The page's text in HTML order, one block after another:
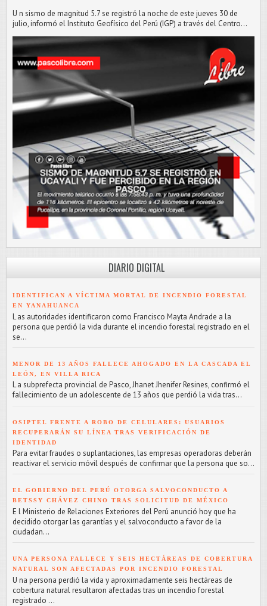
U n sismo de magnitud 5.7 se registró la noche de este jueves 30 de
julio, informó el Instituto Geofísico del Perú (IGP) a través del Centro...
DIARIO DIGITAL
IDENTIFICAN A VÍCTIMA MORTAL DE INCENDIO FORESTAL
EN YANAHUANCA
L as autoridades identificaron como Francisco Mayta Andrade a la
persona que perdió la vida durante el incendio forestal registrado en el
se...
MENOR DE 13 AÑOS FALLECE AHOGADO EN LA CASCADA EL
LEÓN, EN VILLA RICA
L a subprefecta provincial de Pasco, Jhanet Jhenifer Resines, confirmó el
fallecimiento de un adolescente de 13 años que perdió la vida tras...
OSIPTEL FRENTE A ROBO DE CELULARES: USUARIOS
RECUPERARÁN SU LÍNEA TRAS VERIFICACIÓN DE
IDENTIDAD
Para evitar fraudes o suplantaciones, las empresas operadoras deberán
reactivar el servicio móvil después de confirmar que la persona que so...
EL GOBIERNO DEL PERÚ OTORGA SALVOCONDUCTO A
BETSSY CHÁVEZ CHINO TRAS SOLICITUD DE MÉXICO
E l Ministerio de Relaciones Exteriores del Perú anunció hoy que ha
decidido otorgar las garantías y el salvoconducto a favor de la
ciudadan...
UNA PERSONA FALLECE Y SEIS HECTÁREAS DE COBERTURA
NATURAL SON AFECTADAS POR INCENDIO FORESTAL
U na persona perdió la vida y aproximadamente seis hectáreas de
cobertura natural resultaron afectadas tras un incendio forestal
registrado ...